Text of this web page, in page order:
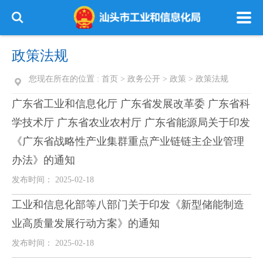
政策法规
您现在所在的位置 : 首页 > 政务公开 > 政策 > 政策法规
广东省工业和信息化厅 广东省发展改革委 广东省科
学技术厅 广东省农业农村厅 广东省能源局关于印发
《广东省战略性产业集群重点产业链链主企业管理
办法》的通知
发布时间： 2025-02-18
工业和信息化部等八部门关于印发《新型储能制造
业高质量发展行动方案》的通知
发布时间： 2025-02-18